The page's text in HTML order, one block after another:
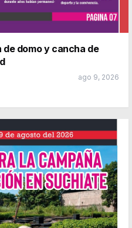
domo y cancha de
ago 9, 2026